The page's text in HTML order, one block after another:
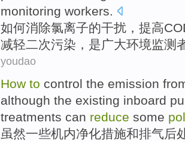
monitoring workers.
如何消除氯离子的干扰 ， 提高
减轻二次污染 ， 是广大环境监测
youdao
How to control the emission
although the existing inboard
treatments can reduce some
虽然一些机内净化措施和排气后